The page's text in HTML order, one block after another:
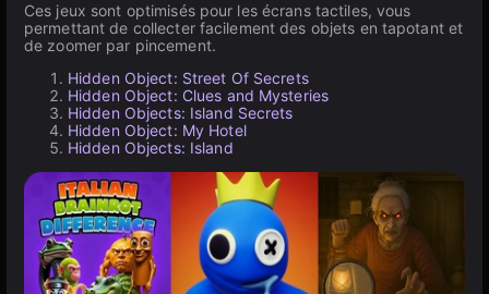
Ces jeux sont optimisés pour les écrans tactiles, vous
permettant de collecter facilement des objets en tapotant et
de zoomer par pincement.
Hidden Object: Street Of Secrets
Hidden Object: Clues and Mysteries
Hidden Objects: Island Secrets
Hidden Object: My Hotel
Hidden Objects: Island